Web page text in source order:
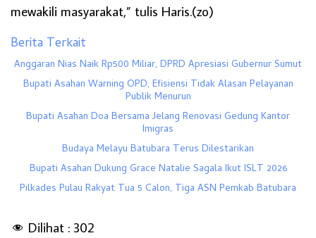
mewakili masyarakat,” tulis Haris.(zo)
Berita Terkait
Anggaran Nias Naik Rp500 Miliar, DPRD Apresiasi Gubernur Sumut
Bupati Asahan Warning OPD, Efisiensi Tidak Alasan Pelayanan
Publik Menurun
Bupati Asahan Doa Bersama Jelang Renovasi Gedung Kantor
Imigras
Budaya Melayu Batubara Terus Dilestarikan
Bupati Asahan Dukung Grace Natalie Sagala Ikut ISLT 2026
Pilkades Pulau Rakyat Tua 5 Calon, Tiga ASN Pemkab Batubara
Dilihat : 302